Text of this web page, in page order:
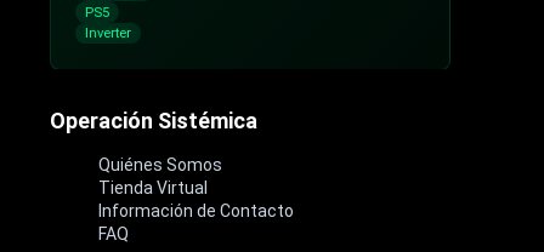
PS5
Inverter
Operación Sistémica
Quiénes Somos
Tienda Virtual
Información de Contacto
FAQ